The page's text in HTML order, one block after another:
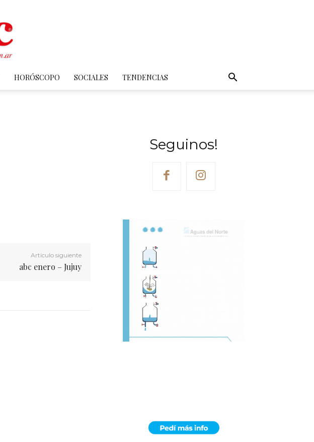
HORÓSCOPO SOCIALES TENDENCIAS
Artículo siguiente
abc enero – Jujuy
Seguinos!